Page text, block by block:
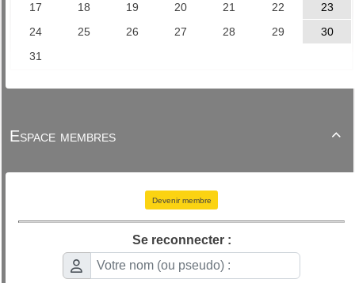

Espace membres
Devenir membre
Se reconnecter :